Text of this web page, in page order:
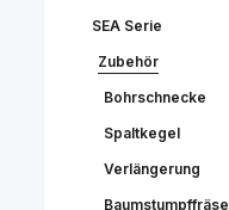
SEA Serie
Zubehör
Bohrschnecke
Spaltkegel
Verlängerung
Baumstumpffräse